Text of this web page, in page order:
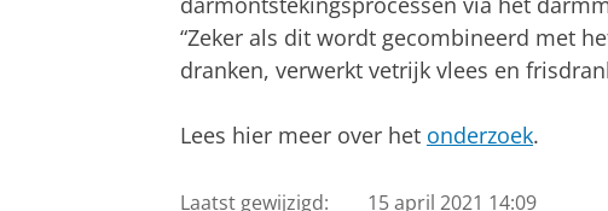
“Zeker als dit wordt gecombineerd met
dranken, verwerkt vetrijk vlees en
Lees hier meer over het onderzoek.
Laatst gewijzigd: 15 april 2021 14:09